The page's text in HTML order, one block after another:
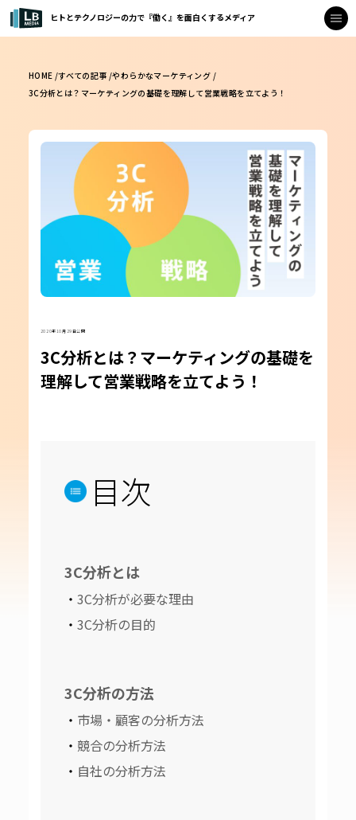
ヒトとテクノロジーの力で『働く』を面白くするメディア
HOME /すべての記事 /やわらかなマーケティング /
3C分析とは？マーケティングの基礎を理解して営業戦略を立てよう！
2020年10月29日公開
3C分析とは？マーケティングの基礎を
理解して営業戦略を立てよう！
目次
3C分析とは
3C分析が必要な理由
3C分析の目的
3C分析の方法
市場・顧客の分析方法
競合の分析方法
自社の分析方法